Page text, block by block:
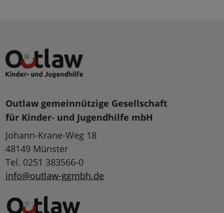
Outlaw gemeinnützige Gesellschaft
für Kinder- und Jugendhilfe mbH
Johann-Krane-Weg 18
48149 Münster
Tel. 0251 383566-0
info@outlaw-ggmbh.de